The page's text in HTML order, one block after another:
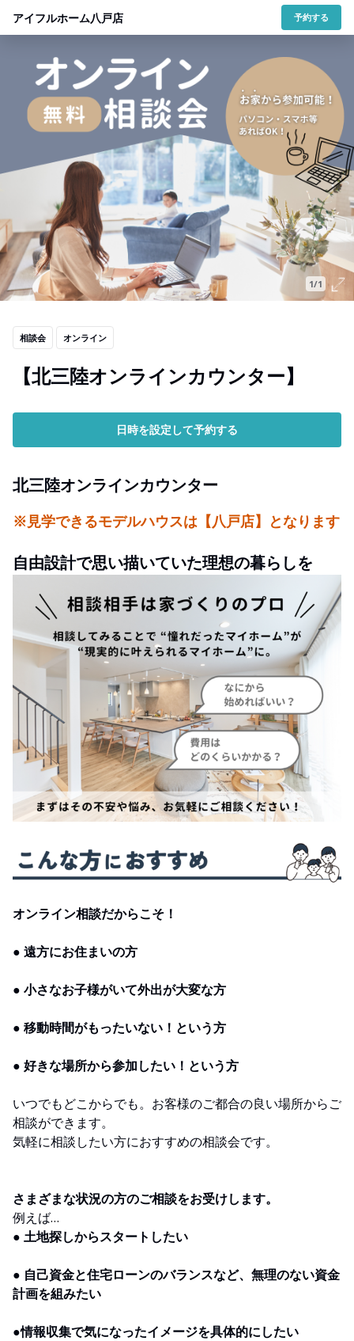
アイフルホーム八戸店 予約する
1/1
相談会 オンライン
【北三陸オンラインカウンター】
日時を設定して予約する
北三陸オンラインカウンター
※見学できるモデルハウスは【八戸店】となります
自由設計で思い描いていた理想の暮らしを
オンライン相談だからこそ！
● 遠方にお住まいの方
● 小さなお子様がいて外出が大変な方
● 移動時間がもったいない！という方
● 好きな場所から参加したい！という方
いつでもどこからでも。お客様のご都合の良い場所からご
相談ができます。
気軽に相談したい方におすすめの相談会です。
さまざまな状況の方のご相談をお受けします。
例えば…
● 土地探しからスタートしたい
● 自己資金と住宅ローンのバランスなど、無理のない資金
計画を組みたい
●情報収集で気になったイメージを具体的にしたい